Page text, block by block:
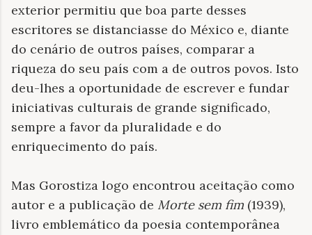
exterior permitiu que boa parte desses
escritores se distanciasse do México e, diante
do cenário de outros países, comparar a
riqueza do seu país com a de outros povos. Isto
deu-lhes a oportunidade de escrever e fundar
iniciativas culturais de grande significado,
sempre a favor da pluralidade e do
enriquecimento do país.
Mas Gorostiza logo encontrou aceitação como
autor e a publicação de Morte sem fim (1939),
livro emblemático da poesia contemporânea